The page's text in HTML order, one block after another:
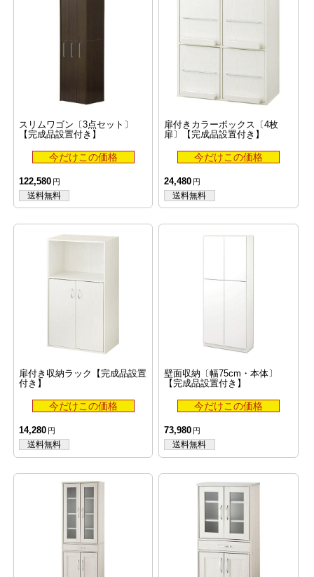
スリムワゴン〔3点セット〕
【完成品設置付き】
122,580
扉付きカラーボックス〔4枚
扉〕【完成品設置付き】
24,480
扉付き収納ラック【完成品設置
付き】
14,280
壁面収納〔幅75cm・本体〕
【完成品設置付き】
73,980